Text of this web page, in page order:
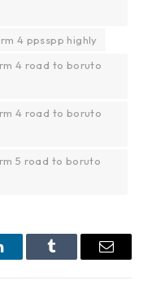
4 ppsspp highly
4 road to boruto
4 road to boruto
5 road to boruto
Tumblr Email